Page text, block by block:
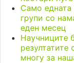
Само едната
групи со
еден месец
Научниците
многу за